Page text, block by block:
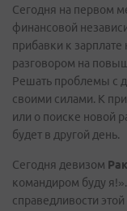
Сегодня на первом
финансовой
прибавки к зарплате
разговором на
Решать проблемы с
своими силами. К
или о поиске новой
будет в другой день.
Сегодня девизом
командиром буду
справедливости